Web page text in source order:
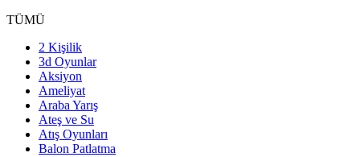
TÜMÜ
2 Kişilik
3d Oyunlar
Aksiyon
Ameliyat
Araba Yarış
Ateş ve Su
Atış Oyunları
Balon Patlatma